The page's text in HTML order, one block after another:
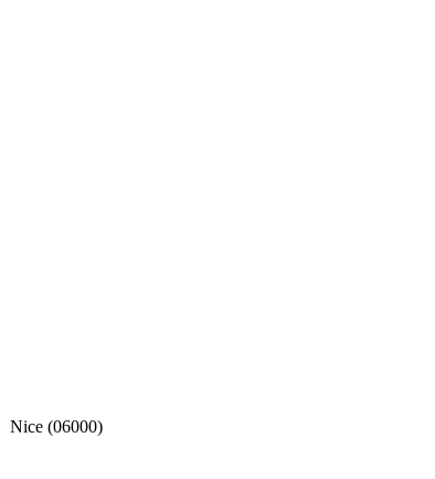
Nice (06000)